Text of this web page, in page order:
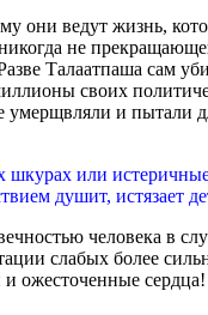
они ведут жизнь,
не
Талаатпаша сам
своих
и пытали
шкурах или
душит, истязает
человека в
слабых более
ожесточенные